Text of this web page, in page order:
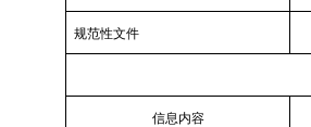
规范性文件
信息内容